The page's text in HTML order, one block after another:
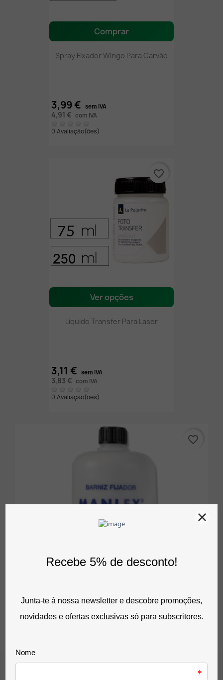
Comprar
Spray Fixador Wingo Para Carvão
3,99 € sem IVA
4,91 € com IVA
0 Avaliação(ões)
Ver opções
Líquido Transfer Para Laser
3,11 € sem IVA
3,83 € com IVA
0 Avaliação(ões)
favorite_border
Verniz Fixador Brilhante Manley Glossy Finish (Frasco
favorite_border